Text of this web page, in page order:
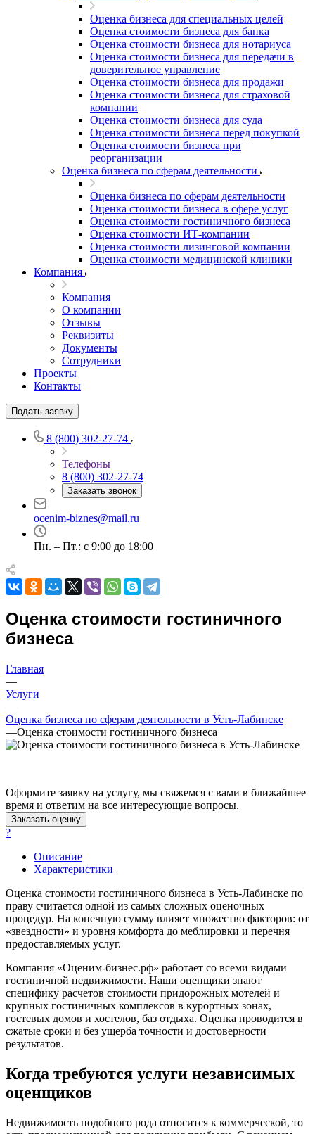
Оценка бизнеса для специальных целей
Оценка стоимости бизнеса для банка
Оценка стоимости бизнеса для нотариуса
Оценка стоимости бизнеса для передачи в
доверительное управление
Оценка стоимости бизнеса для продажи
Оценка стоимости бизнеса для страховой
компании
Оценка стоимости бизнеса для суда
Оценка стоимости бизнеса перед покупкой
Оценка стоимости бизнеса при
реорганизации
Оценка бизнеса по сферам деятельности
Оценка бизнеса по сферам деятельности
Оценка стоимости бизнеса в сфере услуг
Оценка стоимости гостиничного бизнеса
Оценка стоимости ИТ-компании
Оценка стоимости лизинговой компании
Оценка стоимости медицинской клиники
Компания
Компания
О компании
Отзывы
Реквизиты
Документы
Сотрудники
Проекты
Контакты
Подать заявку
8 (800) 302-27-74
Телефоны
8 (800) 302-27-74
Заказать звонок
ocenim-biznes@mail.ru
Пн. – Пт.: с 9:00 до 18:00
Оценка стоимости гостиничного
бизнеса
Главная
—
Услуги
—
Оценка бизнеса по сферам деятельности в Усть-Лабинске
—Оценка стоимости гостиничного бизнеса
Оформите заявку на услугу, мы свяжемся с вами в ближайшее
время и ответим на все интересующие вопросы.
Заказать оценку
?
Описание
Характеристики
Оценка стоимости гостиничного бизнеса в Усть-Лабинске по
праву считается одной из самых сложных оценочных
процедур. На конечную сумму влияет множество факторов: от
«звездности» и уровня комфорта до меблировки и перечня
предоставляемых услуг.
Компания «Оценим-бизнес.рф» работает со всеми видами
гостиничной недвижимости. Наши оценщики знают
специфику расчетов стоимости придорожных мотелей и
крупных гостиничных комплексов в курортных зонах,
гостевых домов и хостелов, баз отдыха. Оценка проводится в
сжатые сроки и без ущерба точности и достоверности
результатов.
Когда требуются услуги независимых
оценщиков
Недвижимость подобного рода относится к коммерческой, то
Выберите ваш город
Например:Усть-Лабинск
Абакан
Абинск
Альметьевск
Ангарск
Анжеро-Судженск
Апатиты
Апрелевка
Арзамас
Архангельск
Асино
Астрахань
Ахтубинск
Ачинск
Аша
Баймак
Балашиха
Балашов
Барабинск
Батайск
Бахчисарай
Белая Калитва
Белгород
Белебей
Белово
Белорецк
Белореченск
Белоярский
Бердск
Биробиджан
Бирюч
Благовещенск